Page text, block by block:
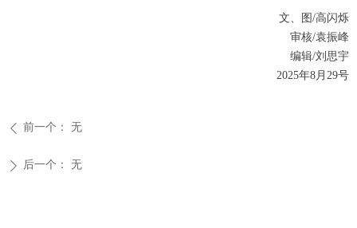
文、图/高闪烁
审核/袁振峰
编辑/刘思宇
2025年8月29号
ꄴ 前一个： 无
ꄲ 后一个： 无